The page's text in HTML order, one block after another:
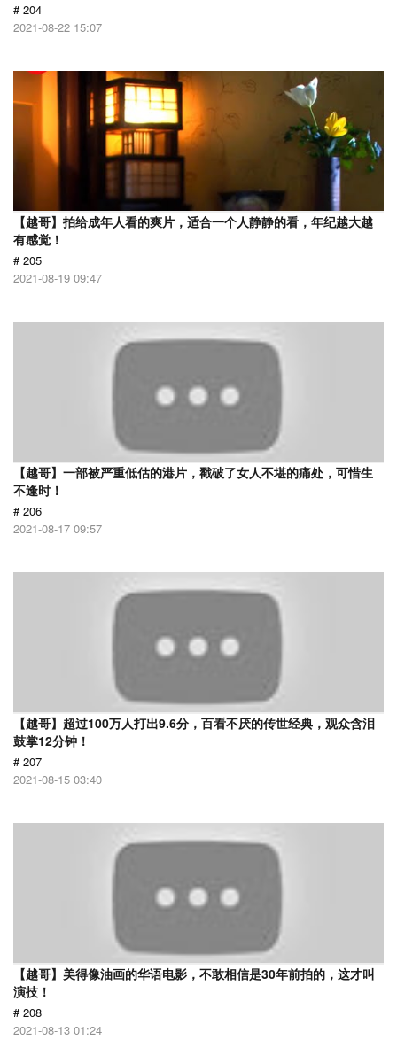
# 204
2021-08-22 15:07
【越哥】拍给成年人看的爽片，适合一个人静静的看，年纪越大越
有感觉！
# 205
2021-08-19 09:47
【越哥】一部被严重低估的港片，戳破了女人不堪的痛处，可惜生
不逢时！
# 206
2021-08-17 09:57
【越哥】超过100万人打出9.6分，百看不厌的传世经典，观众含泪
鼓掌12分钟！
# 207
2021-08-15 03:40
【越哥】美得像油画的华语电影，不敢相信是30年前拍的，这才叫
演技！
# 208
2021-08-13 01:24